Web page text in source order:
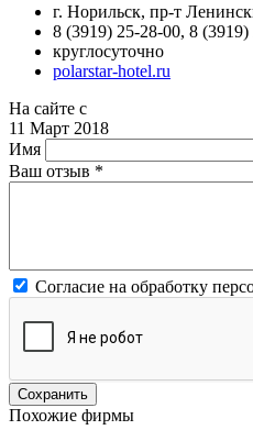
г. Норильск, пр-т
8 (3919) 25-28-00, 8 (3919)
круглосуточно
polarstar-hotel.ru
На сайте с
11 Март 2018
Имя
Ваш отзыв *
Согласие на обработку
Похожие фирмы